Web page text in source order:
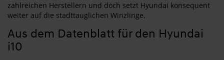
zahlreichen Herstellern und doch setzt Hyundai konsequent
weiter auf die stadttauglichen Winzlinge.
Aus dem Datenblatt für den Hyundai
i10